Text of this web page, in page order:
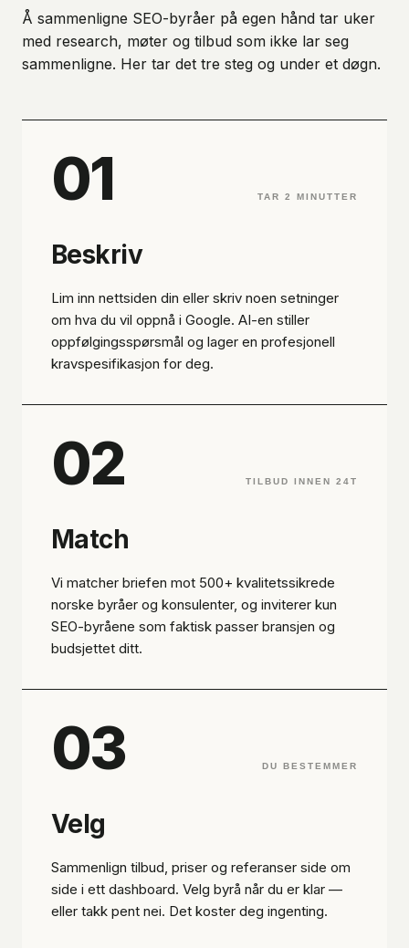
Å sammenligne SEO-byråer på egen hånd tar uker
med research, møter og tilbud som ikke lar seg
sammenligne. Her tar det tre steg og under et døgn.
01 TAR 2 MINUTTER
Beskriv
Lim inn nettsiden din eller skriv noen setninger
om hva du vil oppnå i Google. AI-en stiller
oppfølgingsspørsmål og lager en profesjonell
kravspesifikasjon for deg.
02 TILBUD INNEN 24T
Match
Vi matcher briefen mot 500+ kvalitetssikrede
norske byråer og konsulenter, og inviterer kun
SEO-byråene som faktisk passer bransjen og
budsjettet ditt.
03 DU BESTEMMER
Velg
Sammenlign tilbud, priser og referanser side om
side i ett dashboard. Velg byrå når du er klar —
eller takk pent nei. Det koster deg ingenting.